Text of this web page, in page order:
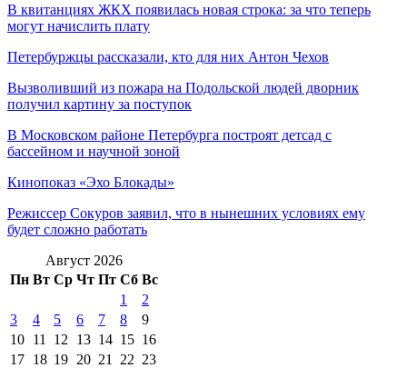
В квитанциях ЖКХ появилась новая строка: за что теперь
могут начислить плату
Петербуржцы рассказали, кто для них Антон Чехов
Вызволивший из пожара на Подольской людей дворник
получил картину за поступок
В Московском районе Петербурга построят детсад с
бассейном и научной зоной
Кинопоказ «Эхо Блокады»
Режиссер Сокуров заявил, что в нынешних условиях ему
будет сложно работать
Август 2026
Пн Вт Ср Чт Пт Сб Вс
1
2
3
4 5 6 7 8
9
10 11 12 13 14 15 16
17 18 19 20 21 22 23